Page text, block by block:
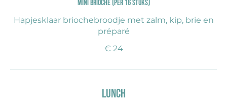
Mini brioche (per 16 stuks)
Hapjesklaar briochebroodje met zalm, kip, brie en
préparé
€ 24
Lunch